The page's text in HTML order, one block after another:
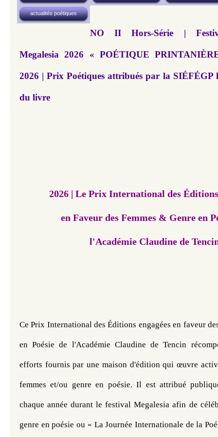
actualités poétiques
NO II Hors-Série |
Megalesia 2026 « POÉTIQUE
2026 | Prix Poétiques attribués par la SIÉFÉGP
du livre
2026 | Le Prix International des Éditions
en Faveur des Femmes & Genre en
l'Académie Claudine de
Ce Prix International des Éditions engagées en faveur
en Poésie de l'Académie Claudine de Tencin
efforts fournis par une maison d'édition qui œuvre
femmes et/ou genre en poésie. Il est attribué
chaque année durant le festival Megalesia afin de
genre en poésie ou « La Journée Internationale de la